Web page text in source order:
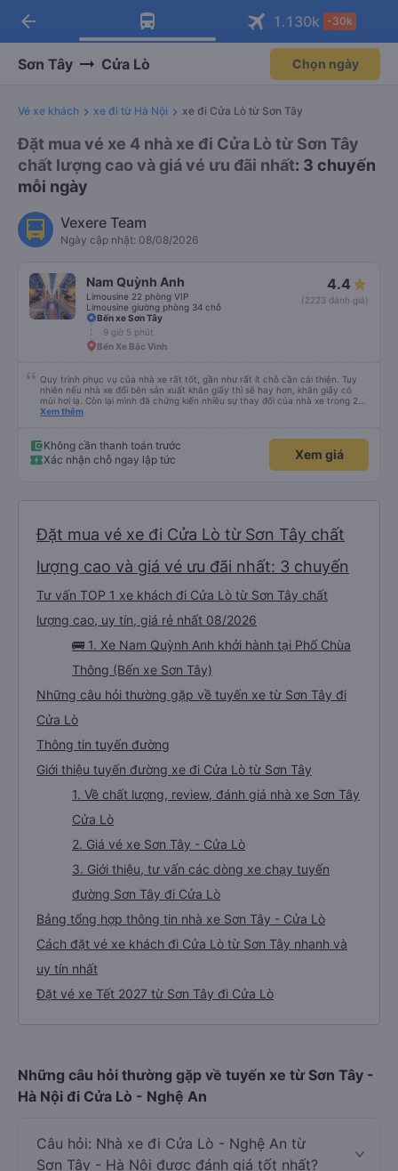
Tải app Vexere ngay!
Nhận ưu đãi thành viên độc
Mở app
Tải app Vexere
-30k/ghế khi đặt vé máy bay qua
Mở app
arrow_back 1.130k -30k
Sơn Tây Cửa Lò Chọn ngày
Vé xe khách xe đi từ Hà Nội xe đi Cửa Lò từ Sơn Tây
Đặt mua vé xe 4 nhà xe đi Cửa Lò từ Sơn Tây
chất lượng cao và giá vé ưu đãi nhất: 3 chuyến
mỗi ngày
Vexere Team
Ngày cập nhật: 08/08/2026
Nam Quỳnh Anh
Limousine 22 phòng VIP
Limousine giường phòng 34 chỗ
4.4
(2223 đánh giá)
Bến xe Sơn Tây
9 giờ 5 phút
Bến Xe Bắc Vinh
Quy trình phục vụ của nhà xe rất tốt, gần như rất ít chỗ cần cải thiện. Tuy
nhiên nếu nhà xe đổi bên sản xuất khăn giấy thì sẽ hay hơn, khăn giấy có
mùi hơi lạ. Còn lại mình đã chứng kiến nhiều sự thay đổi của nhà xe trong 2
tháng vừa rồi: tài xế và phụ xe ngày càng thân thiện, quy trình phục vụ rõ
Xem thêm
Không cần thanh toán trước
Xác nhận chỗ ngay lập tức
Xem giá
Đặt mua vé xe đi Cửa Lò từ Sơn Tây chất
lượng cao và giá vé ưu đãi nhất: 3 chuyến
Tư vấn TOP 1 xe khách đi Cửa Lò từ Sơn Tây chất
lượng cao, uy tín, giá rẻ nhất 08/2026
🚌 1. Xe Nam Quỳnh Anh khởi hành tại Phố Chùa
Thông (Bến xe Sơn Tây)
Những câu hỏi thường gặp về tuyến xe từ Sơn Tây đi
Cửa Lò
Thông tin tuyến đường
Giới thiệu tuyến đường xe đi Cửa Lò từ Sơn Tây
1. Về chất lượng, review, đánh giá nhà xe Sơn Tây
Cửa Lò
2. Giá vé xe Sơn Tây - Cửa Lò
3. Giới thiệu, tư vấn các dòng xe chạy tuyến
đường Sơn Tây đi Cửa Lò
Bảng tổng hợp thông tin nhà xe Sơn Tây - Cửa Lò
Cách đặt vé xe khách đi Cửa Lò từ Sơn Tây nhanh và
uy tín nhất
Đặt vé xe Tết 2027 từ Sơn Tây đi Cửa Lò
Những câu hỏi thường gặp về tuyến xe từ Sơn Tây -
Hà Nội đi Cửa Lò - Nghệ An
Câu hỏi: Nhà xe đi Cửa Lò - Nghệ An từ
Sơn Tây - Hà Nội được đánh giá tốt nhất?